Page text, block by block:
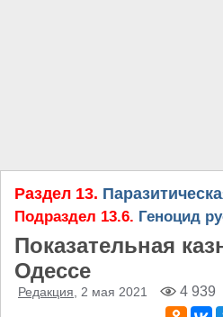
Раздел 13.
Подраздел 13.6. Геноцид
Показательная
Одессе
Редакция , 2 мая 2021 4 939